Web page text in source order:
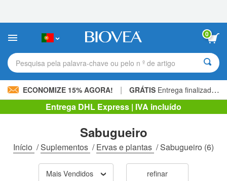
site
um
de
acessibilidade.
0
Pesquisa pela palavra-chave ou pelo n º de artigo
ECONOMIZE 15% AGORA! | GRÁTIS Entrega finalizada 60,00 € »
Entrega DHL Express | IVA incluído
Sabugueiro
Início /Suplementos /Ervas e plantas /Sabugueiro (6)
Mais Vendidos refinar